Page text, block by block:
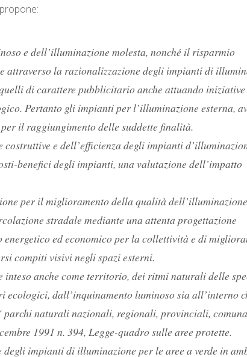
e dell’illuminazione molesta, nonché il risparmio
attraverso la razionalizzazione degli impianti di
di carattere pubblicitario anche attuando iniziative
Pertanto gli impianti per l’illuminazione esterna,
il raggiungimento delle suddette finalità.
e dell’efficienza degli impianti
benefici degli impianti, una valutazione dell’impatto
per il miglioramento della qualità
stradale mediante una attenta progettazione
ed economico per la collettività e di
compiti visivi negli spazi esterni.
inteso anche come territorio, dei ritmi naturali delle
ecologici, dall’inquinamento luminoso sia all’interno
parchi naturali nazionali, regionali, provinciali,
1991 n. 394, Legge-quadro sulle aree protette.
impianti di illuminazione per le aree a verde in